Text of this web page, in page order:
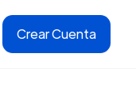
Crear Cuenta